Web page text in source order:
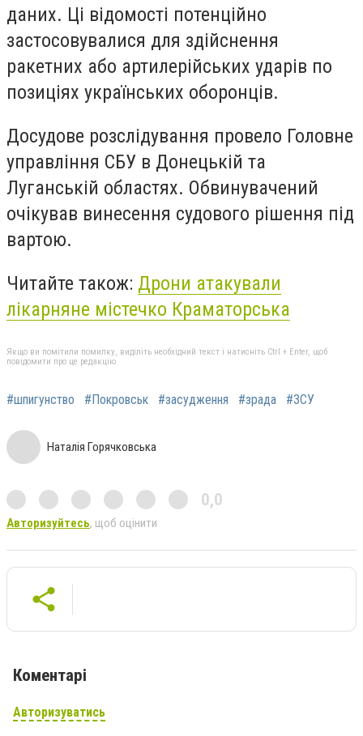
даних. Ці відомості потенційно
застосовувалися для здійснення
ракетних або артилерійських ударів по
позиціях українських оборонців.
Досудове розслідування провело Головне
управління СБУ в Донецькій та
Луганській областях. Обвинувачений
очікував винесення судового рішення під
вартою.
Читайте також: Дрони атакували
лікарняне містечко Краматорська
Якщо ви помітили помилку, виділіть необхідний текст і натисніть Ctrl + Enter, щоб
повідомити про це редакцію
#шпигунство #Покровськ #засудження #зрада #ЗСУ
Наталія Горячковська
0,0
Авторизуйтесь, щоб оцінити
Коментарі
Авторизуватись